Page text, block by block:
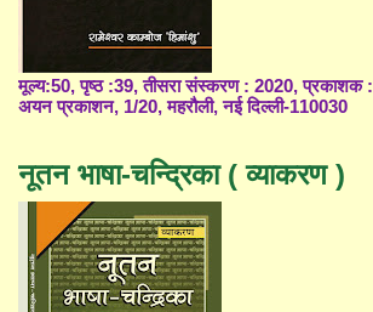
मूल्य:50, पृष्ठ :39, तीसरा संस्करण : 2020, प्रकाशक :
अयन प्रकाशन, 1/20, महरौली, नई दिल्ली-110030
नूतन भाषा-चन्द्रिका ( व्याकरण )